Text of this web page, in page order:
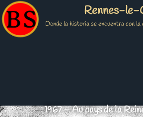
Rennes-le-
Donde la historia se encuentra con la
1967 – Au pays de la